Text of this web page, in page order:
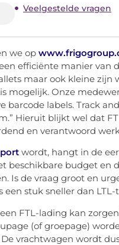
Veelgestelde vragen
we op
efficiënte manier van
maar ook kleine zijn
mogelijk. Onze
barcode labels. Track
Hieruit blijkt wel dat
en verantwoord
wordt, hangt in de
beschikbare budget en
Is de vraag groot en
een stuk sneller dan
FTL-lading kan
(of groepage)
vrachtwagen wordt